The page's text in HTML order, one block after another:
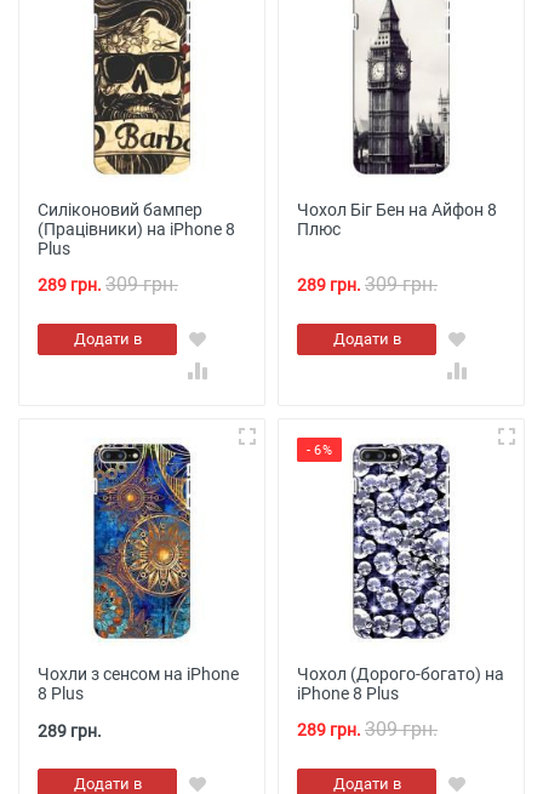
Силіконовий бампер
(Працівники) на iPhone 8
Plus
289 грн. 309 грн.
Додати в
кошик
Чохол Біг Бен на Айфон 8
Плюс
289 грн. 309 грн.
Додати в
кошик
Чохли з сенсом на iPhone
8 Plus
289 грн.
Додати в
- 6%
Чохол (Дорого-богато) на
iPhone 8 Plus
289 грн. 309 грн.
Додати в